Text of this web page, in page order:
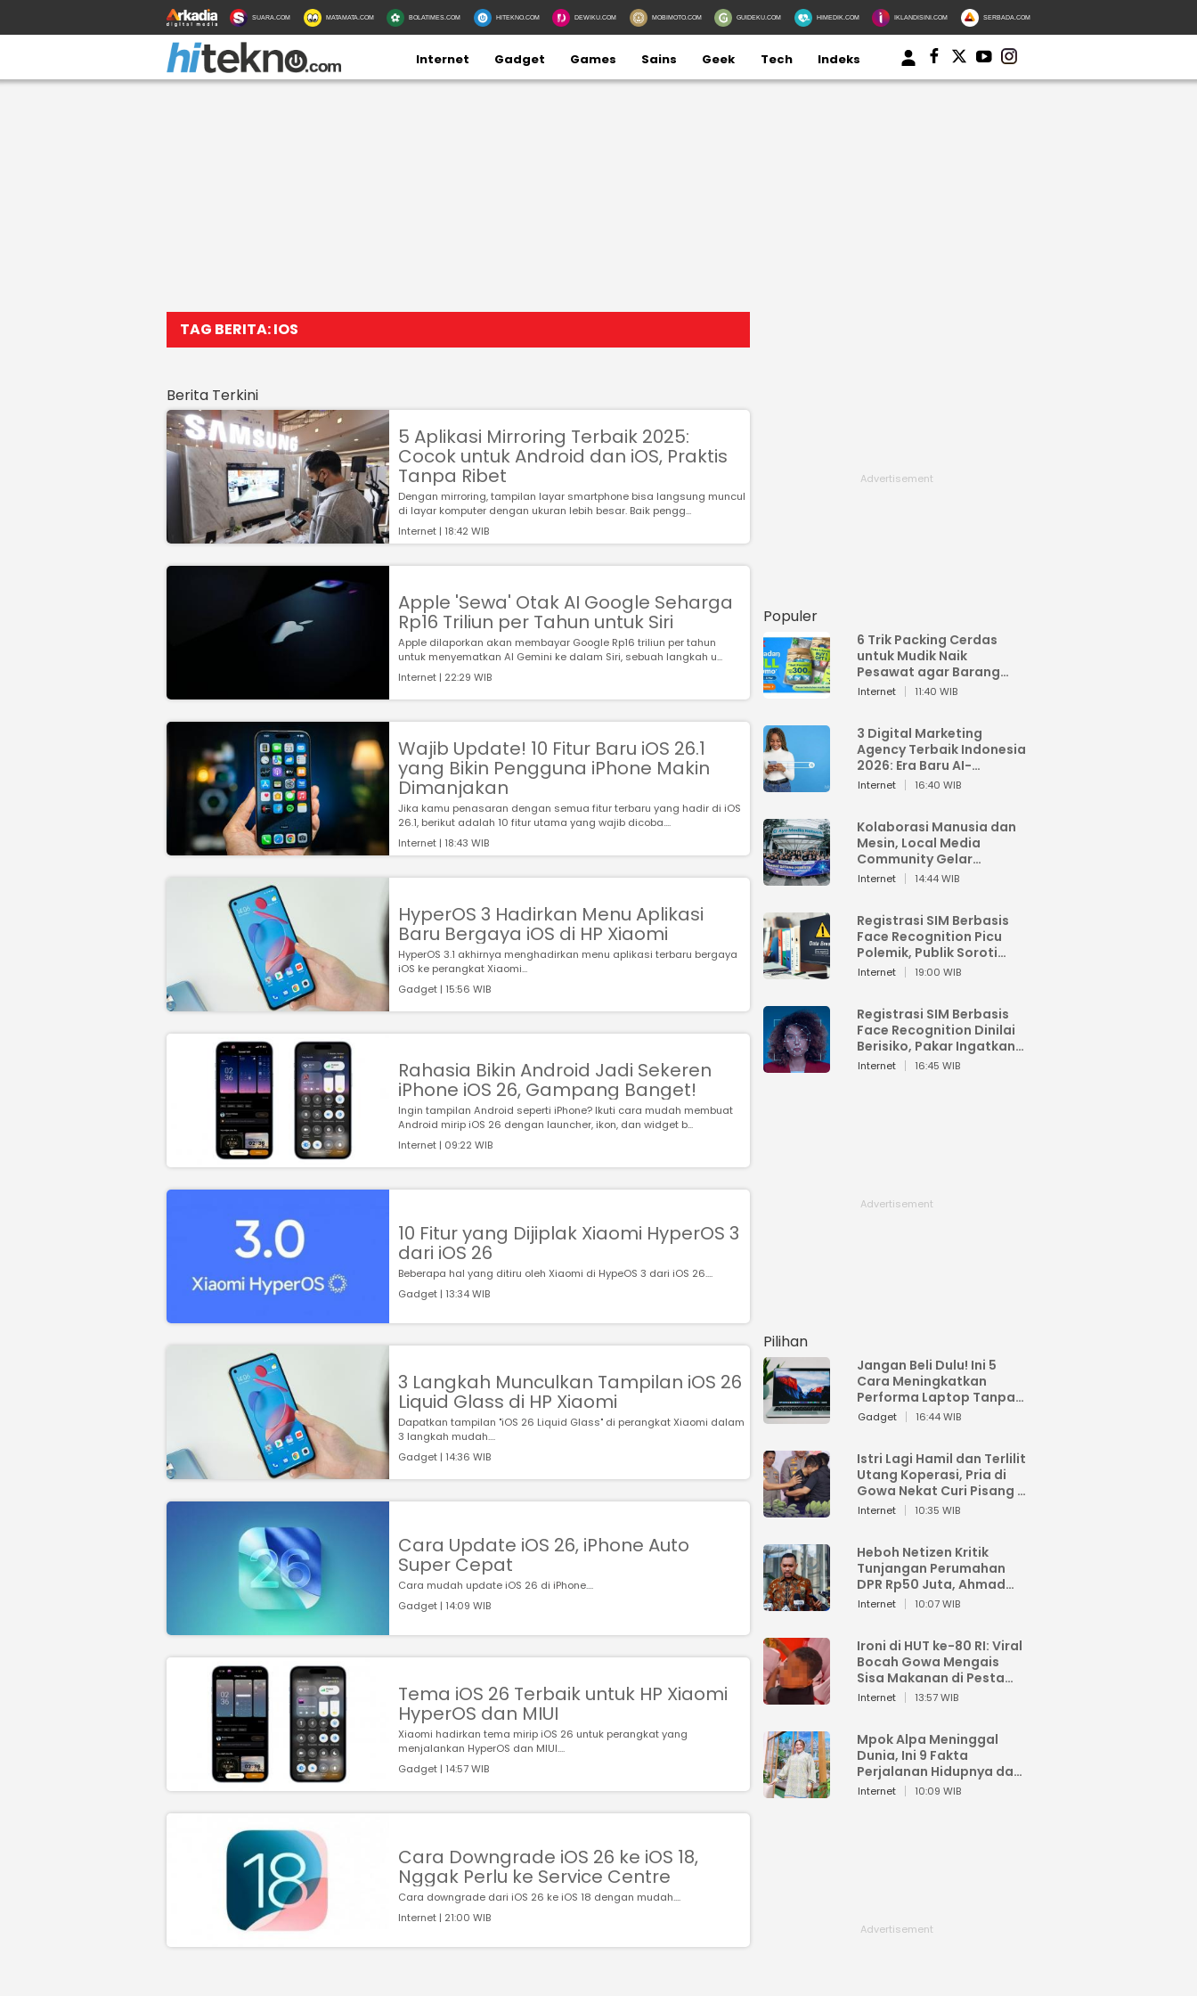
SUARA.COM MATAMATA.COM BOLATIMES.COM HITEKNO.COM DEWIKU.COM MOBIMOTO.COM GUIDEKU.COM HIMEDIK.COM IKLANDISINI.COM SERBADA.COM
Internet Gadget Games Sains Geek Tech Indeks
TAG BERITA: IOS
Berita Terkini
5 Aplikasi Mirroring Terbaik 2025:
Cocok untuk Android dan iOS, Praktis
Tanpa Ribet
Dengan mirroring, tampilan layar smartphone bisa langsung muncul
di layar komputer dengan ukuran lebih besar. Baik pengg...
Internet | 18:42 WIB
Apple 'Sewa' Otak AI Google Seharga
Rp16 Triliun per Tahun untuk Siri
Apple dilaporkan akan membayar Google Rp16 triliun per tahun
untuk menyematkan AI Gemini ke dalam Siri, sebuah langkah u...
Internet | 22:29 WIB
Wajib Update! 10 Fitur Baru iOS 26.1
yang Bikin Pengguna iPhone Makin
Dimanjakan
Jika kamu penasaran dengan semua fitur terbaru yang hadir di iOS
26.1, berikut adalah 10 fitur utama yang wajib dicoba....
Internet | 18:43 WIB
HyperOS 3 Hadirkan Menu Aplikasi
Baru Bergaya iOS di HP Xiaomi
HyperOS 3.1 akhirnya menghadirkan menu aplikasi terbaru bergaya
iOS ke perangkat Xiaomi...
Gadget | 15:56 WIB
Rahasia Bikin Android Jadi Sekeren
iPhone iOS 26, Gampang Banget!
Ingin tampilan Android seperti iPhone? Ikuti cara mudah membuat
Android mirip iOS 26 dengan launcher, ikon, dan widget b...
Internet | 09:22 WIB
10 Fitur yang Dijiplak Xiaomi HyperOS 3
dari iOS 26
Beberapa hal yang ditiru oleh Xiaomi di HypeOS 3 dari iOS 26....
Gadget | 13:34 WIB
3 Langkah Munculkan Tampilan iOS 26
Liquid Glass di HP Xiaomi
Dapatkan tampilan "iOS 26 Liquid Glass" di perangkat Xiaomi dalam
3 langkah mudah....
Gadget | 14:36 WIB
Cara Update iOS 26, iPhone Auto
Super Cepat
Cara mudah update iOS 26 di iPhone....
Gadget | 14:09 WIB
Tema iOS 26 Terbaik untuk HP Xiaomi
HyperOS dan MIUI
Xiaomi hadirkan tema mirip iOS 26 untuk perangkat yang
menjalankan HyperOS dan MIUI....
Gadget | 14:57 WIB
Cara Downgrade iOS 26 ke iOS 18,
Nggak Perlu ke Service Centre
Cara downgrade dari iOS 26 ke iOS 18 dengan mudah....
Internet | 21:00 WIB
Populer
6 Trik Packing Cerdas
untuk Mudik Naik
Pesawat agar Barang
Tidak Over Bagasi
Internet 11:40 WIB
3 Digital Marketing
Agency Terbaik Indonesia
2026: Era Baru AI-
Powered Marketing
Internet 16:40 WIB
Kolaborasi Manusia dan
Mesin, Local Media
Community Gelar
Workshop Google AI
Internet 14:44 WIB
Registrasi SIM Berbasis
Face Recognition Picu
Polemik, Publik Soroti
Risiko Kebocoran Data
Internet 19:00 WIB
Registrasi SIM Berbasis
Face Recognition Dinilai
Berisiko, Pakar Ingatkan
Ancaman Privasi dan
Internet 16:45 WIB
Pilihan
Jangan Beli Dulu! Ini 5
Cara Meningkatkan
Performa Laptop Tanpa
Harus Beli Baru
Gadget 16:44 WIB
Istri Lagi Hamil dan Terlilit
Utang Koperasi, Pria di
Gowa Nekat Curi Pisang 4
Tandan Milik Tetangga,
Internet 10:35 WIB
Heboh Netizen Kritik
Tunjangan Perumahan
DPR Rp50 Juta, Ahmad
Sahroni: Enggak Senang
Internet 10:07 WIB
Ironi di HUT ke-80 RI: Viral
Bocah Gowa Mengais
Sisa Makanan di Pesta
Kemerdekaan
Internet 13:57 WIB
Mpok Alpa Meninggal
Dunia, Ini 9 Fakta
Perjalanan Hidupnya dari
Viral hingga Puncak
Internet 10:09 WIB